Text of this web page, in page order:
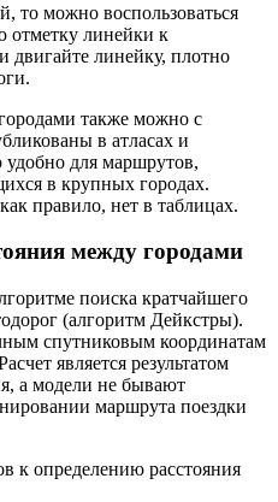
то можно воспользоваться
отметку линейки к
двигайте линейку, плотно
также можно с
в атласах и
удобно для маршрутов,
в крупных городах.
правило, нет в таблицах.
между городами
поиска кратчайшего
(алгоритм Дейкстры).
спутниковым координатам
является результатом
а модели не бывают
маршрута поездки
к определению расстояния